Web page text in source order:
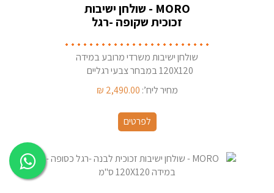
MORO - שולחן ישיבות
זכוכית שקופה -רגל
ס''מ
שולחן ישיבות משרדי מרובע במידה
120X120 במבחר צבעי רגליים
מחיר ליח’: 2,490.00
₪
לפרטים